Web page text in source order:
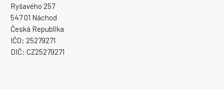
Ryšavého 257
547 01 Náchod
Česká Republika
IČO: 25279271
DIČ: CZ25279271